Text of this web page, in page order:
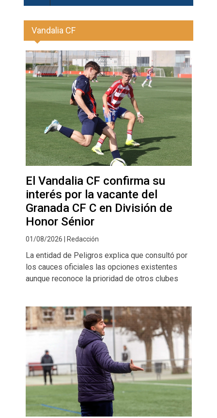
Vandalia CF
El Vandalia CF confirma su
interés por la vacante del
Granada CF C en División de
Honor Sénior
01/08/2026 | Redacción
La entidad de Peligros explica que consultó por
los cauces oficiales las opciones existentes
aunque reconoce la prioridad de otros clubes